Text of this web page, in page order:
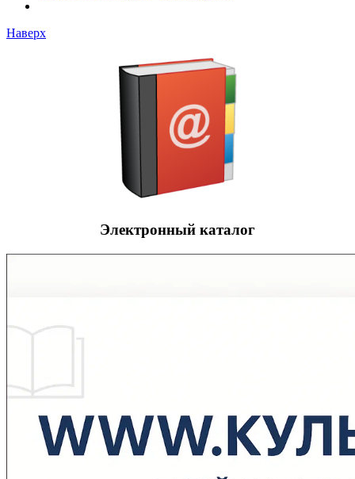
Наверх
Электронный каталог